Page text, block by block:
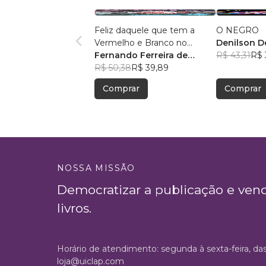
Feliz daquele que tem a
Vermelho e Branco no
coração
Fernando Ferreira de
Oliveira
R$ 50,38R$ 39,89
Comprar
O NEGRO
Denilson
R$ 43,31R$
Comprar
NOSSA MISSÃO
Democratizar a publicação e
livros.
Horário de atendimento: segunda à sexta-feira,
loja@uiclap.com